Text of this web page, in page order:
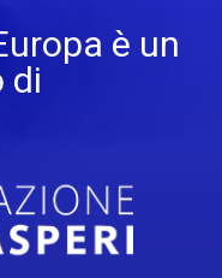
è un
di